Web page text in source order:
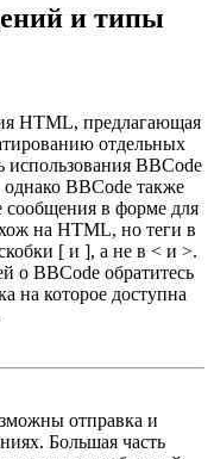
и типы
HTML, предлагающая
отдельных
использования BBCode
однако BBCode также
сообщения в форме для
на HTML, но теги в
[ и ], а не в < и >.
о BBCode обратитесь
на которое доступна
отправка и
Большая часть